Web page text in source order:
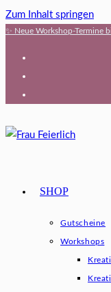
Zum Inhalt springen
✨ Neue Workshop-Termine
SHOP
Gutscheine
Workshops